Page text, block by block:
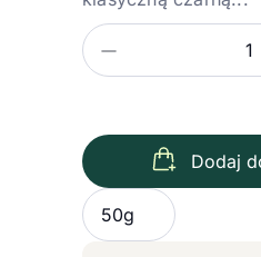
Zmniejsz
Dodaj
Wybierz wariant
50g